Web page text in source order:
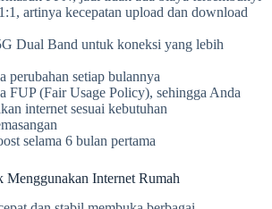
artinya kecepatan upload dan download
Dual Band untuk koneksi yang lebih
perubahan setiap bulannya
FUP (Fair Usage Policy), sehingga Anda
internet sesuai kebutuhan
selama 6 bulan pertama
Internet Rumah